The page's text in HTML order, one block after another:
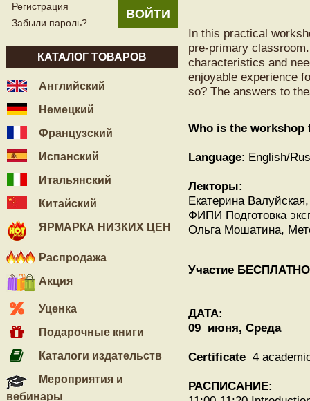
Регистрация
Забыли пароль?
КАТАЛОГ ТОВАРОВ
Английский
Немецкий
Французский
Испанский
Итальянский
Китайский
ЯРМАРКА НИЗКИХ ЦЕН
Распродажа
Акция
Уценка
Подарочные книги
Каталоги издательств
Мероприятия и
вебинары
In this practical
pre-primary
characteristics and
enjoyable experience
so? The answers to
Who is the
Language: English/
Лекторы:
Екатерина
ФИПИ Подготовка
Ольга Мошатина,
Участие БЕСПЛАТНО
ДАТА:
09 июня, Среда
Сertificate 4
РАСПИСАНИЕ: